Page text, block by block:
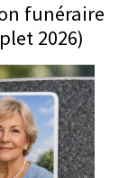
funéraire
2026)